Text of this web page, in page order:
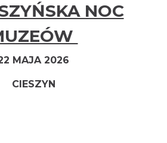
NOC
MAJA 2026
CIESZYN